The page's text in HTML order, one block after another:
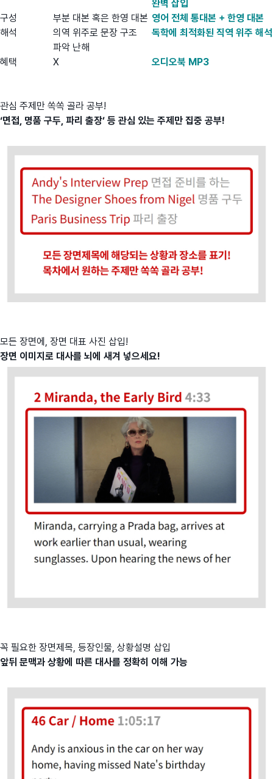
완벽 삽입
구성
부분 대본 혹은 한영 대본 영어 전체 통대본 + 한영 대본
해석
의역 위주로 문장 구조
파악 난해
독학에 최적화된 직역 위주 해석
혜택 X 오디오북 MP3
관심 주제만 쏙쏙 골라 공부!
‘면접, 명품 구두, 파리 출장’ 등 관심 있는 주제만 집중 공부!
모든 장면에, 장면 대표 사진 삽입!
장면 이미지로 대사를 뇌에 새겨 넣으세요!
꼭 필요한 장면제목, 등장인물, 상황설명 삽입
앞뒤 문맥과 상황에 따른 대사를 정확히 이해 가능